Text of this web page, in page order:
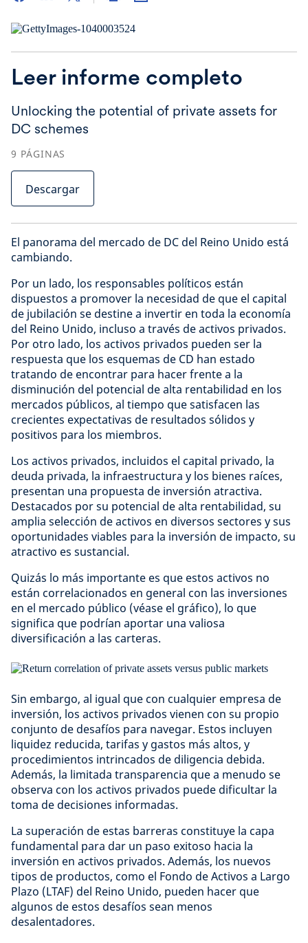
Leer informe completo
Unlocking the potential of private assets for
DC schemes
9 PÁGINAS
Descargar
El panorama del mercado de DC del Reino Unido está
cambiando.
Por un lado, los responsables políticos están
dispuestos a promover la necesidad de que el capital
de jubilación se destine a invertir en toda la economía
del Reino Unido, incluso a través de activos privados.
Por otro lado, los activos privados pueden ser la
respuesta que los esquemas de CD han estado
tratando de encontrar para hacer frente a la
disminución del potencial de alta rentabilidad en los
mercados públicos, al tiempo que satisfacen las
crecientes expectativas de resultados sólidos y
positivos para los miembros.
Los activos privados, incluidos el capital privado, la
deuda privada, la infraestructura y los bienes raíces,
presentan una propuesta de inversión atractiva.
Destacados por su potencial de alta rentabilidad, su
amplia selección de activos en diversos sectores y sus
oportunidades viables para la inversión de impacto, su
atractivo es sustancial.
Quizás lo más importante es que estos activos no
están correlacionados en general con las inversiones
en el mercado público (véase el gráfico), lo que
significa que podrían aportar una valiosa
diversificación a las carteras.
Sin embargo, al igual que con cualquier empresa de
inversión, los activos privados vienen con su propio
conjunto de desafíos para navegar. Estos incluyen
liquidez reducida, tarifas y gastos más altos, y
procedimientos intrincados de diligencia debida.
Además, la limitada transparencia que a menudo se
observa con los activos privados puede dificultar la
toma de decisiones informadas.
La superación de estas barreras constituye la capa
fundamental para dar un paso exitoso hacia la
inversión en activos privados. Además, los nuevos
tipos de productos, como el Fondo de Activos a Largo
Plazo (LTAF) del Reino Unido, pueden hacer que
algunos de estos desafíos sean menos
desalentadores.